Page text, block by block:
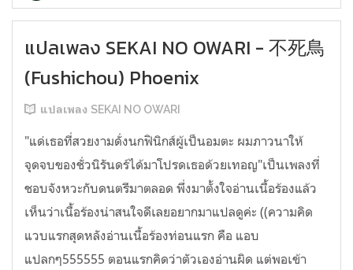
แปลเพลง SEKAI NO OWARI - 不死鳥
(Fushichou) Phoenix
แปลเพลง SEKAI NO OWARI
"แด่เธอที่สวยงามดั่งนกฟินิกส์ผู้เป็นอมตะ ผมภาวนาให้
จุดจบของชั่วนิรันดร์ได้มาโปรดเธอด้วยเทอญ"เป็นเพลงที่
ชอบจังหวะกับดนตรีมาตลอด พึ่งมาตั้งใจอ่านเนื้อร้องแล้ว
เห็นว่าเนื้อร้องน่าสนใจดีเลยอยากมาแปลดูค่ะ ((ความคิด
แวบแรกสุดหลังอ่านเนื้อร้องท่อนแรก คือ แอบ
แปลกๆ555555 ตอนแรกคิดว่าตัวเองอ่านผิด แต่พอเข้า